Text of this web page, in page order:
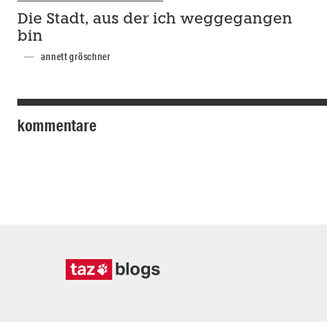
Die Stadt, aus der ich weggegangen
bin
annett gröschner
kommentare